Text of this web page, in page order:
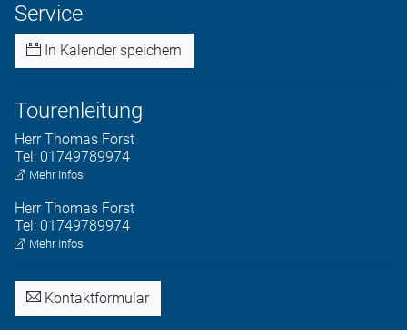
Service
In Kalender speichern
Tourenleitung
Herr Thomas Forst
Tel: 01749789974
Mehr Infos
Herr Thomas Forst
Tel: 01749789974
Mehr Infos
Kontaktformular